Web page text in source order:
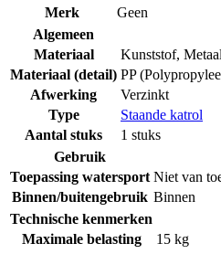
Merk
Geen
Algemeen
Materiaal
Kunststof, Metaal
Materiaal (detail) PP
Afwerking
Verzinkt
Type
Staande katrol
Aantal stuks
1 stuks
Gebruik
Toepassing watersport Niet van
Binnen/buitengebruik Binnen
Technische kenmerken
Maximale belasting
15 kg